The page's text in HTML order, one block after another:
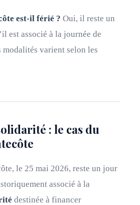
est-il férié ? Oui, il reste un
est associé à la journée de
varient selon les
: le cas du
le 25 mai 2026, reste un jour
associé à la
destinée à financer